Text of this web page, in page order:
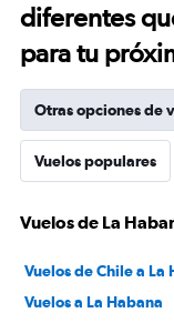
diferentes
para tu
Otras opciones de
Vuelos populares
Vuelos de La
Vuelos de Chile a La
Vuelos a La Habana